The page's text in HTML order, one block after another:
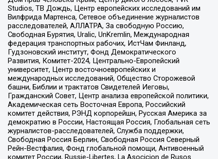
Studios, ТВ Дождь, Центр европейских исследований им
Вилфрида Мартенса, Сетевое объединение журналистов
расследователей, АЛЛАТРА, За свободную Россию,
Свободная Бурятия, Uralic, UnKremlin, Международная
федерация транспортных рабочих, ИстЧам Финланд,
Гудзоновский институт, Фонд Демократического
Развития, Комитет-2024, Центрально-Европейский
университет, Центр восточноевропейских и
международных исследований, Общество Сторожевой
башни, Библии и трактатов Свидетелей Иеговы,
Гражданский Совет, Центр анализа европейской политики,
Академическая сеть Восточная Европа, Российский
комитет действия, РЭНД корпорейшн, Русская Америка за
демократию в России, Настоящая Россия, Глобальная сеть
журналистов-расследователей, Служба поддержки,
Свободная Россия Берлин, Свободная Россия Северный
Рейн-Вестфалия, Фонд глобальной помощи, Антивоенный
комитет России, Russie-Libertes, La Asocicion de Rusos